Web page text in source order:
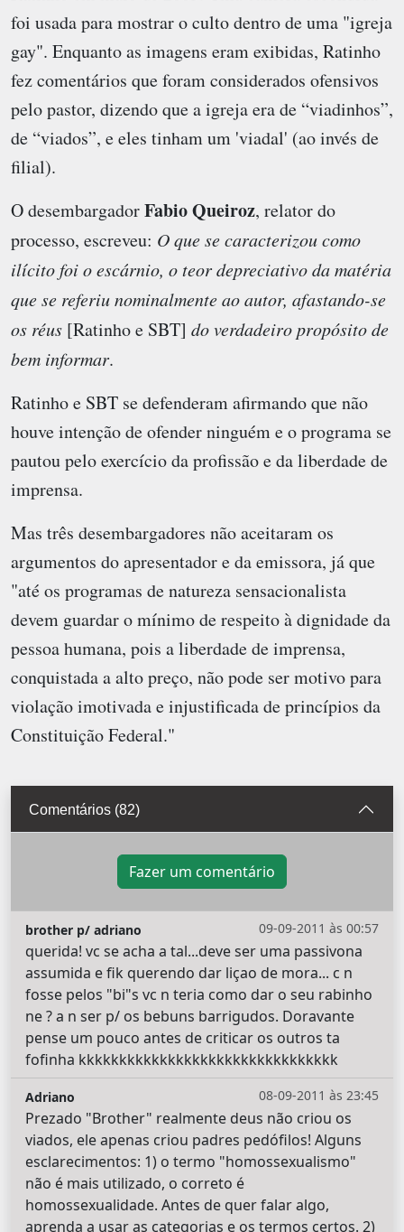
foi usada para mostrar o culto dentro de uma "igreja
gay". Enquanto as imagens eram exibidas, Ratinho
fez comentários que foram considerados ofensivos
pelo pastor, dizendo que a igreja era de “viadinhos”,
de “viados”, e eles tinham um 'viadal' (ao invés de
filial).
O desembargadorFabio Queiroz, relator do
processo, escreveu: O que se caracterizou como
ilícito foi o escárnio, o teor depreciativo da matéria
que se referiu nominalmente ao autor, afastando-se
os réus [Ratinho e SBT] do verdadeiro propósito de
bem informar.
Ratinho e SBT se defenderam afirmando que não
houve intenção de ofender ninguém e o programa se
pautou pelo exercício da profissão e da liberdade de
imprensa.
Mas três desembargadores não aceitaram os
argumentos do apresentador e da emissora, já que
"até os programas de natureza sensacionalista
devem guardar o mínimo de respeito à dignidade da
pessoa humana, pois a liberdade de imprensa,
conquistada a alto preço, não pode ser motivo para
violação imotivada e injustificada de princípios da
Constituição Federal."
Comentários (82)
Fazer um comentário
09-09-2011 às 00:57
brother p/ adriano
querida! vc se acha a tal...deve ser uma passivona
assumida e fik querendo dar liçao de mora... c n
fosse pelos "bi"s vc n teria como dar o seu rabinho
ne ? a n ser p/ os bebuns barrigudos. Doravante
pense um pouco antes de criticar os outros ta
fofinha kkkkkkkkkkkkkkkkkkkkkkkkkkkkkkkk
08-09-2011 às 23:45
Adriano
Prezado "Brother" realmente deus não criou os
viados, ele apenas criou padres pedófilos! Alguns
esclarecimentos: 1) o termo "homossexualismo"
não é mais utilizado, o correto é
homossexualidade. Antes de quer falar algo,
aprenda a usar as categorias e os termos certos. 2)